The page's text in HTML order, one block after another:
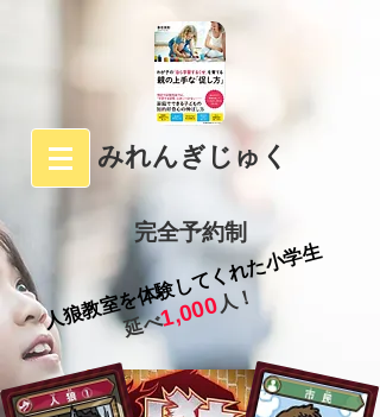
みれんぎじゅく
完全予約制
人狼教室を体験してくれた小学生
​
延べ1,000人！